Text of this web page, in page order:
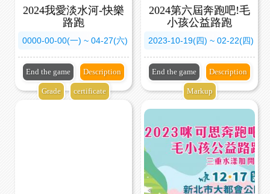
2024我愛淡水河-快樂
路跑
0000-00-00(一) ~ 04-27(六)
End the game Description
Grade certificate
2024第六屆奔跑吧!毛
小孩公益路跑
2023-10-19(四) ~ 02-22(四)
End the game Description
Markup